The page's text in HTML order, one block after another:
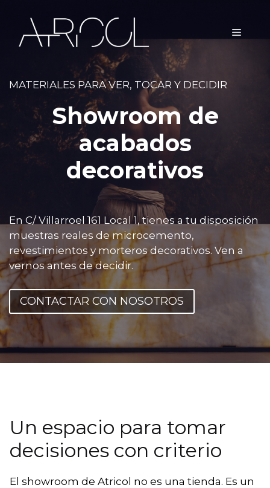
contenido
MATERIALES PARA VER, TOCAR Y DECIDIR
Showroom de
acabados
decorativos
En C/ Villarroel 161 Local 1, tienes a tu disposición
muestras reales de microcemento,
revestimientos y morteros decorativos. Ven a
vernos antes de decidir.
CONTACTAR CON NOSOTROS
Un espacio para tomar
decisiones con criterio
El showroom de Atricol no es una tienda. Es un